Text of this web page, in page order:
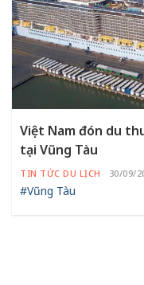
Việt Nam đón du
tại Vũng Tàu
TIN TỨC DU LỊCH 30/09/
#Vũng Tàu